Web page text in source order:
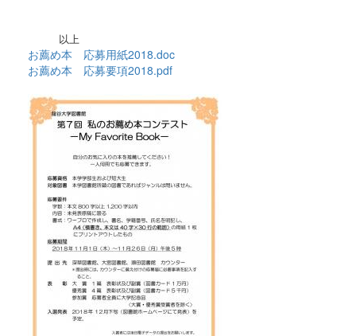
以上
お薦め本 応募用紙2018.doc
お薦め本 応募要項2018.pdf